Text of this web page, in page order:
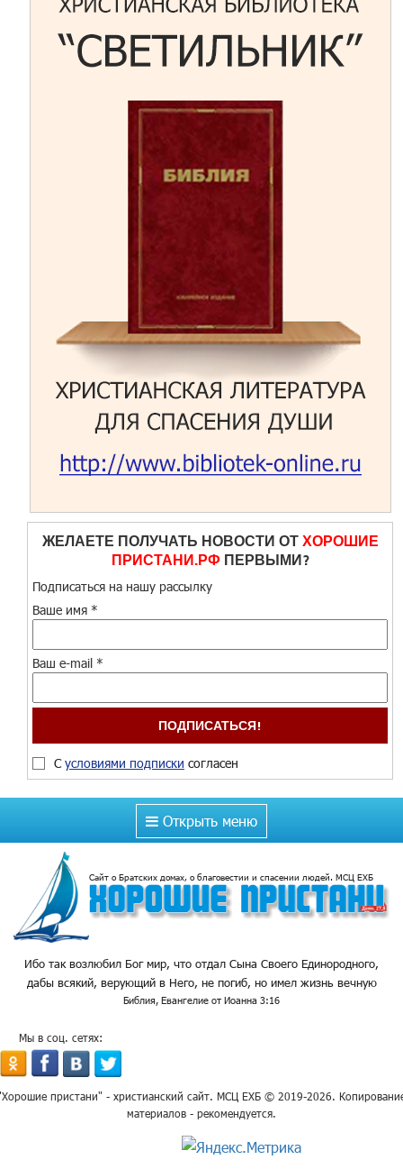
ЖЕЛАЕТЕ ПОЛУЧАТЬ НОВОСТИ ОТ ХОРОШИЕ
ПРИСТАНИ.РФ ПЕРВЫМИ?
Подписаться на нашу рассылку
Ваше имя *
Ваш e-mail *
Сусловиями подписки согласен
Открыть меню
Сайт о Братских домах, о благовестии и спасении людей. МСЦ ЕХБ
Ибо так возлюбил Бог мир, что отдал Сына Своего Единородного,
дабы всякий, верующий в Него, не погиб, но имел жизнь вечную
Библия, Евангелие от Иоанна 3:16
Мы в соц. сетях:
пристани" - христианский сайт. МСЦ ЕХБ © 2019-2026.
материалов - рекомендуется.